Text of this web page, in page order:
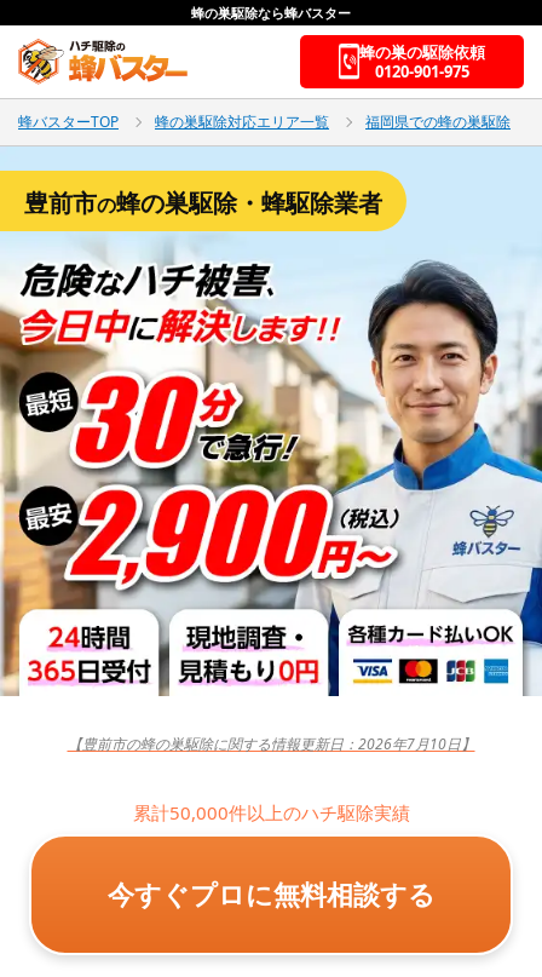
蜂の巣駆除なら蜂バスター
蜂の巣の駆除依頼
0120-901-975
蜂バスターTOP 蜂の巣駆除対応エリア一覧 福岡県での蜂の巣駆除
豊前市の蜂の巣駆除・蜂駆除業者
【豊前市の蜂の巣駆除に関する情報更新日：2026年7月10日】
累計50,000件以上のハチ駆除実績
今すぐプロに無料相談する